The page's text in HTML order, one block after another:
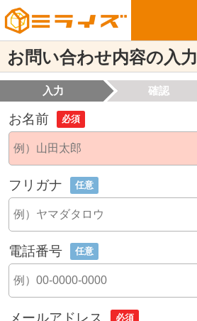
お問い合わせ内容の入力
入力 確認
お名前 必須
フリガナ 任意
電話番号 任意
メールアドレス 必須